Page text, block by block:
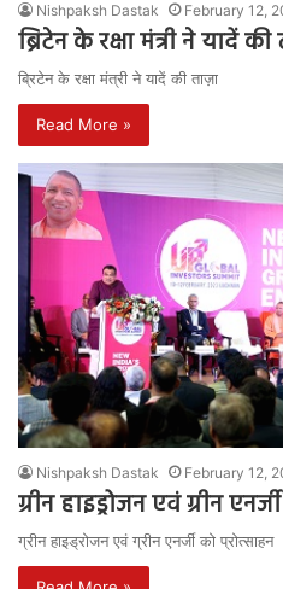
Nishpaksh Dastak February 12,
ब्रिटेन के रक्षा मंत्री ने यादें की
ब्रिटेन के रक्षा मंत्री ने यादें की ताज़ा
Read More »
Nishpaksh Dastak February 12,
ग्रीन हाइड्रोजन एवं ग्रीन
ग्रीन हाइड्रोजन एवं ग्रीन एनर्जी को प्रोत्साहन